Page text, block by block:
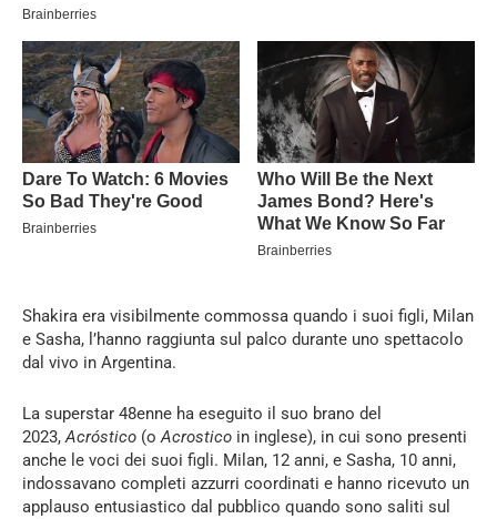
Shakira era visibilmente commossa quando i suoi figli, Milan
e Sasha, l’hanno raggiunta sul palco durante uno spettacolo
dal vivo in Argentina.
La superstar 48enne ha eseguito il suo brano del
2023,Acróstico (oAcrostico in inglese), in cui sono presenti
anche le voci dei suoi figli. Milan, 12 anni, e Sasha, 10 anni,
indossavano completi azzurri coordinati e hanno ricevuto un
applauso entusiastico dal pubblico quando sono saliti sul